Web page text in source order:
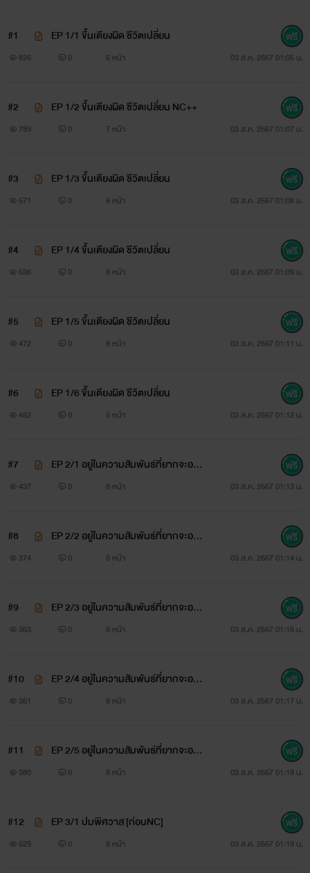
#1 EP 1/1 ขึ้นเตียงผิด ชีวิตเปลี่ยน
826 0 6 หน้า 03 ส.ค. 2567 01:05 น.
#2 EP 1/2 ขึ้นเตียงผิด ชีวิตเปลี่ยน NC++
789 0 7 หน้า 03 ส.ค. 2567 01:07 น.
#3 EP 1/3 ขึ้นเตียงผิด ชีวิตเปลี่ยน
571 0 6 หน้า 03 ส.ค. 2567 01:08 น.
#4 EP 1/4 ขึ้นเตียงผิด ชีวิตเปลี่ยน
536 0 8 หน้า 03 ส.ค. 2567 01:09 น.
#5 EP 1/5 ขึ้นเตียงผิด ชีวิตเปลี่ยน
472 0 8 หน้า 03 ส.ค. 2567 01:11 น.
#6 EP 1/6 ขึ้นเตียงผิด ชีวิตเปลี่ยน
452 0 5 หน้า 03 ส.ค. 2567 01:12 น.
#7
EP 2/1 อยู่ในความสัมพันธ์ที่ยากจะอธิ
บาย
437 0 6 หน้า 03 ส.ค. 2567 01:13 น.
#8
EP 2/2 อยู่ในความสัมพันธ์ที่ยากจะอธิ
บาย
374 0 6 หน้า 03 ส.ค. 2567 01:14 น.
#9
EP 2/3 อยู่ในความสัมพันธ์ที่ยากจะอธิ
บาย
363 0 6 หน้า 03 ส.ค. 2567 01:16 น.
#10
EP 2/4 อยู่ในความสัมพันธ์ที่ยากจะอธิ
บาย
361 0 6 หน้า 03 ส.ค. 2567 01:17 น.
#11
EP 2/5 อยู่ในความสัมพันธ์ที่ยากจะอธิ
บาย
380 0 8 หน้า 03 ส.ค. 2567 01:18 น.
#12 EP 3/1 ปมพิศวาส [ก่อนNC]
529 0 6 หน้า 03 ส.ค. 2567 01:19 น.